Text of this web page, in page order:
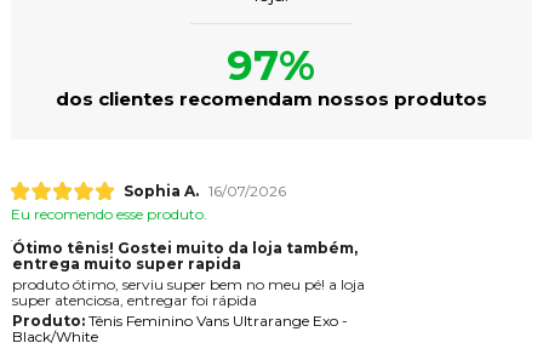
97%
dos clientes recomendam nossos produtos
Sophia A. 16/07/2026
Eu recomendo esse produto.
Ótimo tênis! Gostei muito da loja também,
entrega muito super rapida
produto ótimo, serviu super bem no meu pé! a loja
super atenciosa, entregar foi rápida
Produto:Tênis Feminino Vans Ultrarange Exo -
Black/White